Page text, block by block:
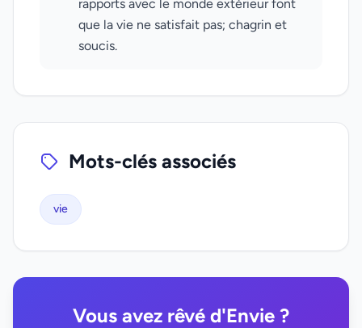
rapports avec le monde extérieur font
que la vie ne satisfait pas; chagrin et
soucis.
Mots-clés associés
vie
Vous avez rêvé d'Envie ?